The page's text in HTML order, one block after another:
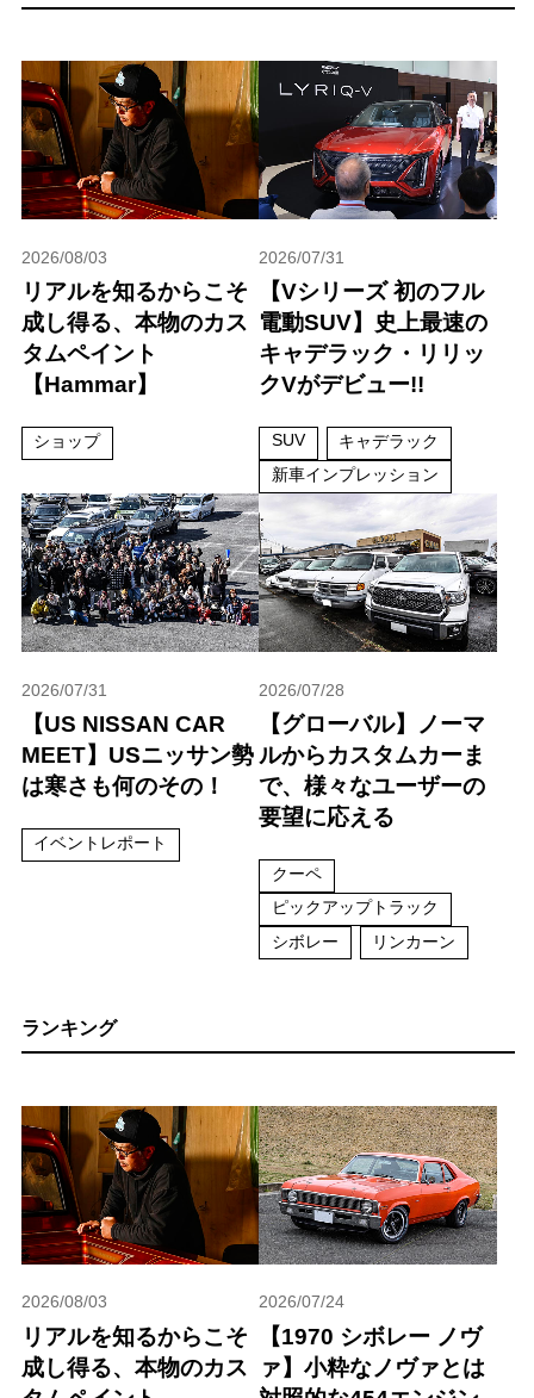
2026/08/03
リアルを知るからこそ
成し得る、本物のカス
タムペイント
【Hammar】
ショップ
2026/07/31
【Vシリーズ 初のフル
電動SUV】史上最速の
キャデラック・リリッ
クVがデビュー!!
SUV
キャデラック
新車インプレッション
2026/07/31
【US NISSAN CAR
MEET】USニッサン勢
は寒さも何のその！
イベントレポート
2026/07/28
【グローバル】ノーマ
ルからカスタムカーま
で、様々なユーザーの
要望に応える
クーペ
ピックアップトラック
シボレー
リンカーン
ランキング
2026/08/03
リアルを知るからこそ
成し得る、本物のカス
2026/07/24
【1970 シボレー ノヴ
ァ】小粋なノヴァとは